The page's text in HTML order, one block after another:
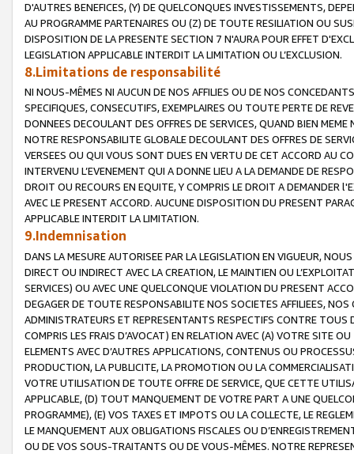
D'AUTRES BENEFICES, (Y) DE QUELCONQUES INVESTISSEMENTS,
AU PROGRAMME PARTENAIRES OU (Z) DE TOUTE RESILIATION OU
DISPOSITION DE LA PRESENTE SECTION 7 N'AURA POUR EFFET
LEGISLATION APPLICABLE INTERDIT LA LIMITATION OU L’EXCLUSION.
8.Limitations de responsabilité
NI NOUS-MÊMES NI AUCUN DE NOS AFFILIES OU DE NOS
SPECIFIQUES, CONSECUTIFS, EXEMPLAIRES OU TOUTE PERTE DE
DONNEES DECOULANT DES OFFRES DE SERVICES, QUAND BIEN
NOTRE RESPONSABILITE GLOBALE DECOULANT DES OFFRES DE
VERSEES OU QUI VOUS SONT DUES EN VERTU DE CET ACCORD AU
INTERVENU L’EVENEMENT QUI A DONNE LIEU A LA DEMANDE DE
DROIT OU RECOURS EN EQUITE, Y COMPRIS LE DROIT A DEMANDER
AVEC LE PRESENT ACCORD. AUCUNE DISPOSITION DU PRESENT
APPLICABLE INTERDIT LA LIMITATION.
9.Indemnisation
DANS LA MESURE AUTORISEE PAR LA LEGISLATION EN VIGUEUR,
DIRECT OU INDIRECT AVEC LA CREATION, LE MAINTIEN OU
SERVICES) OU AVEC UNE QUELCONQUE VIOLATION DU PRESENT
DEGAGER DE TOUTE RESPONSABILITE NOS SOCIETES AFFILIEES,
ADMINISTRATEURS ET REPRESENTANTS RESPECTIFS CONTRE
COMPRIS LES FRAIS D’AVOCAT) EN RELATION AVEC (A) VOTRE SITE
ELEMENTS AVEC D’AUTRES APPLICATIONS, CONTENUS OU
PRODUCTION, LA PUBLICITE, LA PROMOTION OU LA
VOTRE UTILISATION DE TOUTE OFFRE DE SERVICE, QUE CETTE
APPLICABLE, (D) TOUT MANQUEMENT DE VOTRE PART A UNE
PROGRAMME), (E) VOS TAXES ET IMPOTS OU LA COLLECTE, LE
LE MANQUEMENT AUX OBLIGATIONS FISCALES OU
OU DE VOS SOUS-TRAITANTS OU DE VOUS-MÊMES. NOTRE